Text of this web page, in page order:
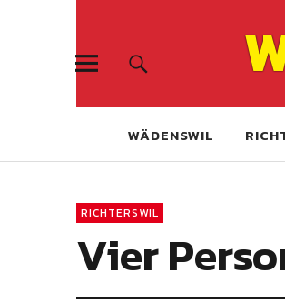
WÄDENSWIL
RICHTERSWIL
Vier